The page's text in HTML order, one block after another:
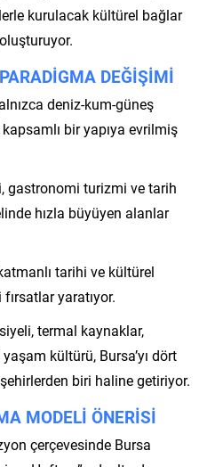
kurulacak kültürel bağlar
DEĞİŞİMİ
deniz-kum-güneş
bir yapıya evrilmiş
gastronomi turizmi ve tarih
hızla büyüyen alanlar
tarihi ve kültürel
yaratıyor.
termal kaynaklar,
kültürü, Bursa’yı dört
biri haline getiriyor.
MODELİ ÖNERİSİ
çerçevesinde Bursa